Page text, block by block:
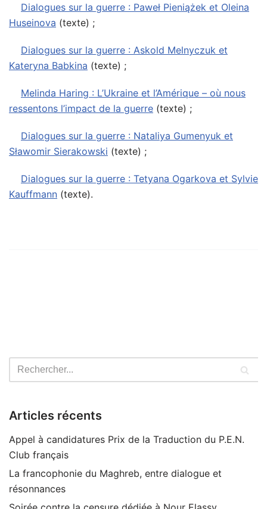
Dialogues sur la guerre : Paweł Pieniążek et Oleina
Huseinova (texte) ;
Dialogues sur la guerre : Askold Melnyczuk et
Kateryna Babkina (texte) ;
Melinda Haring : L’Ukraine et l’Amérique – où nous
ressentons l’impact de la guerre (texte) ;
Dialogues sur la guerre : Nataliya Gumenyuk et
Sławomir Sierakowski (texte) ;
Dialogues sur la guerre : Tetyana Ogarkova et Sylvie
Kauffmann (texte).
Articles récents
Appel à candidatures Prix de la Traduction du P.E.N.
Club français
La francophonie du Maghreb, entre dialogue et
résonnances